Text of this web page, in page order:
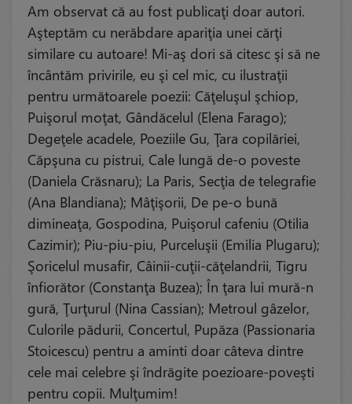
Am observat că au fost publicaţi doar autori.
Aşteptăm cu nerăbdare apariţia unei cărţi
similare cu autoare! Mi-aş dori să citesc şi să ne
încântăm privirile, eu şi cel mic, cu ilustraţii
pentru următoarele poezii: Căţeluşul şchiop,
Puişorul moţat, Gândăcelul (Elena Farago);
Degeţele acadele, Poeziile Gu, Ţara copilăriei,
Căpşuna cu pistrui, Cale lungă de-o poveste
(Daniela Crăsnaru); La Paris, Secţia de telegrafie
(Ana Blandiana); Mâţişorii, De pe-o bună
dimineaţa, Gospodina, Puişorul cafeniu (Otilia
Cazimir); Piu-piu-piu, Purceluşii (Emilia Plugaru);
Şoricelul musafir, Câinii-cuţii-căţelandrii, Tigru
înfiorător (Constanţa Buzea); În ţara lui mură-n
gură, Ţurţurul (Nina Cassian); Metroul gâzelor,
Culorile pădurii, Concertul, Pupăza (Passionaria
Stoicescu) pentru a aminti doar câteva dintre
cele mai celebre şi îndrăgite poezioare-poveşti
pentru copii. Mulţumim!